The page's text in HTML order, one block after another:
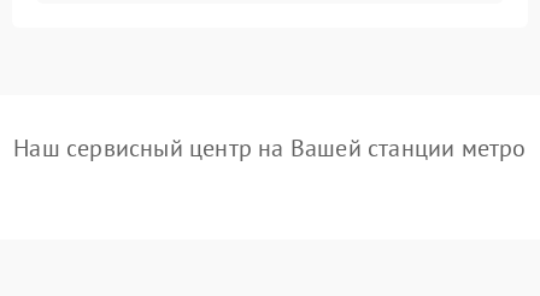
Наш сервисный центр на Вашей станции метро